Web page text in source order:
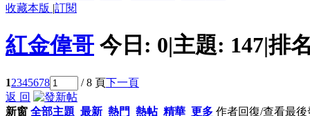
收藏本版 |訂閱
紅金偉哥 今日: 0|主題: 147|排
12345678 / 8 頁下一頁
返 回
新窗 全部主題 最新 熱門 熱帖 精華 更多 作者回復/查看最後